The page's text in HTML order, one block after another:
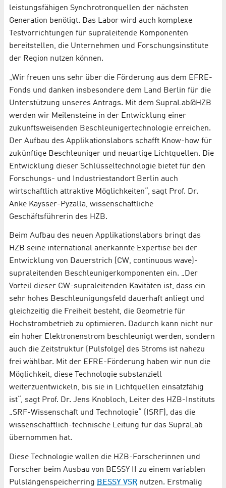
leistungsfähigen Synchrotronquellen der nächsten
Generation benötigt. Das Labor wird auch komplexe
Testvorrichtungen für supraleitende Komponenten
bereitstellen, die Unternehmen und Forschungsinstitute
der Region nutzen können.
„Wir freuen uns sehr über die Förderung aus dem EFRE-
Fonds und danken insbesondere dem Land Berlin für die
Unterstützung unseres Antrags. Mit dem SupraLab@HZB
werden wir Meilensteine in der Entwicklung einer
zukunftsweisenden Beschleunigertechnologie erreichen.
Der Aufbau des Applikationslabors schafft Know-how für
zukünftige Beschleuniger und neuartige Lichtquellen. Die
Entwicklung dieser Schlüsseltechnologie bietet für den
Forschungs- und Industriestandort Berlin auch
wirtschaftlich attraktive Möglichkeiten“, sagt Prof. Dr.
Anke Kaysser-Pyzalla, wissenschaftliche
Geschäftsführerin des HZB.
Beim Aufbau des neuen Applikationslabors bringt das
HZB seine international anerkannte Expertise bei der
Entwicklung von Dauerstrich (CW, continuous wave)-
supraleitenden Beschleuniger­komponenten ein. „Der
Vorteil dieser CW-supraleitenden Kavitäten ist, dass ein
sehr hohes Beschleunigungsfeld dauerhaft anliegt und
gleichzeitig die Freiheit besteht, die Geometrie für
Hochstrombetrieb zu optimieren. Dadurch kann nicht nur
ein hoher Elektronenstrom beschleunigt werden, sondern
auch die Zeitstruktur (Pulsfolge) des Stroms ist nahezu
frei wählbar. Mit der EFRE-Förderung haben wir nun die
Möglichkeit, diese Technologie substanziell
weiterzuentwickeln, bis sie in Lichtquellen einsatzfähig
ist“, sagt Prof. Dr. Jens Knobloch, Leiter des HZB-Instituts
„SRF-Wissenschaft und Technologie“ (ISRF), das die
wissenschaftlich-technische Leitung für das SupraLab
übernommen hat.
Diese Technologie wollen die HZB-Forscherinnen und
Forscher beim Ausbau von BESSY II zu einem variablen
Pulslängenspeicherring BESSY VSR nutzen. Erstmalig